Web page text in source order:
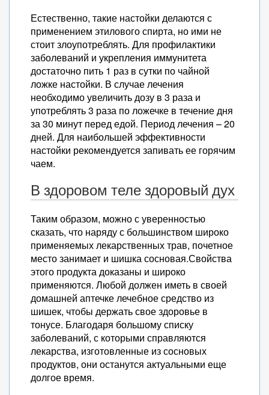
Естественно, такие настойки делаются с
применением этилового спирта, но ими не
стоит злоупотреблять. Для профилактики
заболеваний и укрепления иммунитета
достаточно пить 1 раз в сутки по чайной
ложке настойки. В случае лечения
необходимо увеличить дозу в 3 раза и
употреблять 3 раза по ложечке в течение дня
за 30 минут перед едой. Период лечения – 20
дней. Для наибольшей эффективности
настойки рекомендуется запивать ее горячим
чаем.
В здоровом теле здоровый дух
Таким образом, можно с уверенностью
сказать, что наряду с большинством широко
применяемых лекарственных трав, почетное
место занимает и шишка сосновая.Свойства
этого продукта доказаны и широко
применяются. Любой должен иметь в своей
домашней аптечке лечебное средство из
шишек, чтобы держать свое здоровье в
тонусе. Благодаря большому списку
заболеваний, с которыми справляются
лекарства, изготовленные из сосновых
продуктов, они останутся актуальными еще
долгое время.